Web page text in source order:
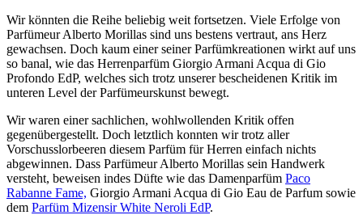
Wir könnten die Reihe beliebig weit fortsetzen. Viele Erfolge von
Parfümeur Alberto Morillas sind uns bestens vertraut, ans Herz
gewachsen. Doch kaum einer seiner Parfümkreationen wirkt auf uns
so banal, wie das Herrenparfüm Giorgio Armani Acqua di Gio
Profondo EdP, welches sich trotz unserer bescheidenen Kritik im
unteren Level der Parfümeurskunst bewegt.
Wir waren einer sachlichen, wohlwollenden Kritik offen
gegenübergestellt. Doch letztlich konnten wir trotz aller
Vorschusslorbeeren diesem Parfüm für Herren einfach nichts
abgewinnen. Dass Parfümeur Alberto Morillas sein Handwerk
versteht, beweisen indes Düfte wie das Damenparfüm Paco
Rabanne Fame, Giorgio Armani Acqua di Gio Eau de Parfum sowie
dem Parfüm Mizensir White Neroli EdP.